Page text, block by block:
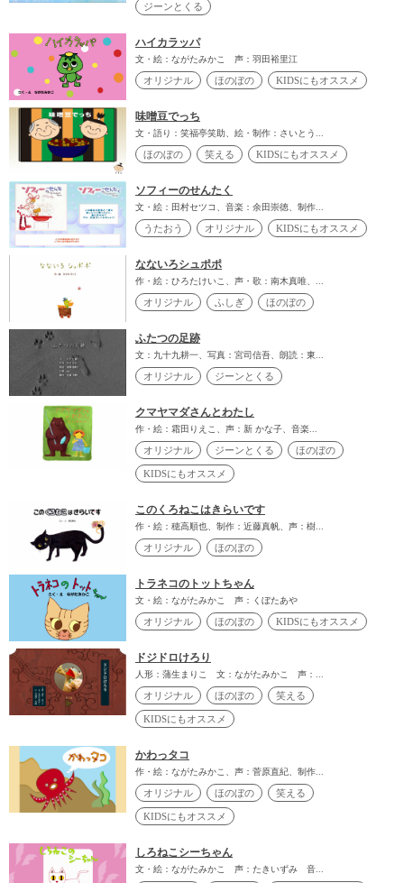
ジーンとくる
ハイカラッパ
文・絵：ながたみかこ 声：羽田裕里江
オリジナル ほのぼの KIDSにもオススメ
味噌豆でっち
文・語り：笑福亭笑助、絵・制作：さいとう...
ほのぼの 笑える KIDSにもオススメ
ソフィーのせんたく
文・絵：田村セツコ、音楽：余田崇徳、制作...
うたおう オリジナル KIDSにもオススメ
なないろシュポポ
作・絵：ひろたけいこ、声・歌：南木真唯、...
オリジナル ふしぎ ほのぼの
ふたつの足跡
文：九十九耕一、写真：宮司信吾、朗読：東...
オリジナル ジーンとくる
クマヤマダさんとわたし
作・絵：霜田りえこ、声：新 かな子、音楽...
オリジナル ジーンとくる ほのぼの
KIDSにもオススメ
このくろねこはきらいです
作・絵：穂高順也、制作：近藤真帆、声：樹...
オリジナル ほのぼの
トラネコのトットちゃん
文・絵：ながたみかこ 声：くぼたあや
オリジナル ほのぼの KIDSにもオススメ
ドジドロけろり
人形：蒲生まりこ 文：ながたみかこ 声：...
オリジナル ほのぼの 笑える
KIDSにもオススメ
かわっタコ
作・絵：ながたみかこ、声：菅原直紀、制作...
オリジナル ほのぼの 笑える
KIDSにもオススメ
しろねこシーちゃん
文・絵：ながたみかこ 声：たきいずみ 音...